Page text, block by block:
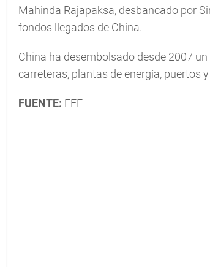
Mahinda Rajapaksa, desbancado por
fondos llegados de China.
China ha desembolsado desde 2007
carreteras, plantas de energía, puertos
FUENTE: EFE